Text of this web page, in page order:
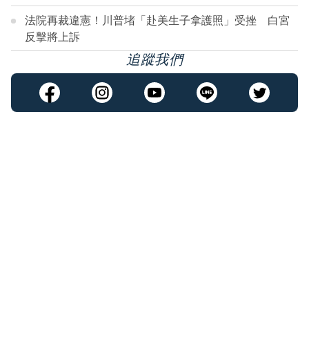
法院再裁違憲！川普堵「赴美生子拿護照」受挫 白宮
反擊將上訴
追蹤我們